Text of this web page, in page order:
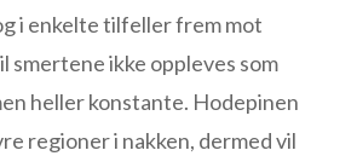
i enkelte tilfeller frem mot
smertene ikke oppleves som
heller konstante. Hodepinen
regioner i nakken, dermed vil